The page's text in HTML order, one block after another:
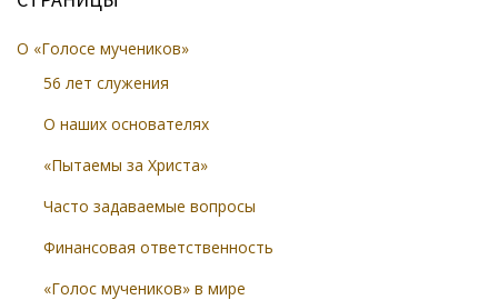
О «Голосе мучеников»
56 лет служения
О наших основателях
«Пытаемы за Христа»
Часто задаваемые вопросы
Финансовая ответственность
«Голос мучеников» в мире